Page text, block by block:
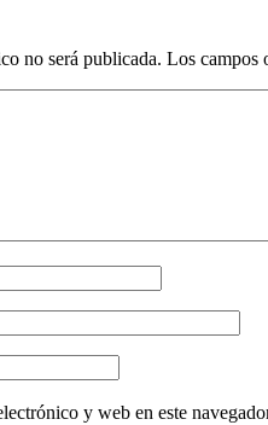
no será publicada. Los campos
y web en este